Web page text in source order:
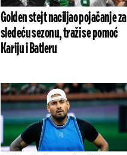
Golden stejt naciljao pojačanje za
sledeću sezonu, traži se pomoć
Kariju i Batleru